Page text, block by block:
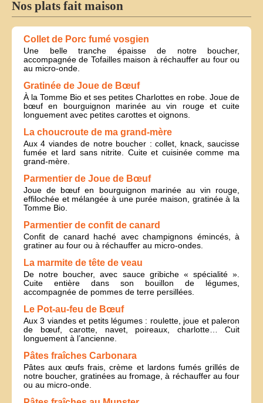
Nos plats fait maison
Collet de Porc fumé vosgien
Une belle tranche épaisse de notre boucher,
accompagnée de Tofailles maison à réchauffer au four ou
au micro-onde.
Gratinée de Joue de Bœuf
À la Tomme Bio et ses petites Charlottes en robe. Joue de
bœuf en bourguignon marinée au vin rouge et cuite
longuement avec petites carottes et oignons.
La choucroute de ma grand-mère
Aux 4 viandes de notre boucher : collet, knack, saucisse
fumée et lard sans nitrite. Cuite et cuisinée comme ma
grand-mère.
Parmentier de Joue de Bœuf
Joue de bœuf en bourguignon marinée au vin rouge,
effilochée et mélangée à une purée maison, gratinée à la
Tomme Bio.
Parmentier de confit de canard
Confit de canard haché avec champignons émincés, à
gratiner au four ou à réchauffer au micro-ondes.
La marmite de tête de veau
De notre boucher, avec sauce gribiche « spécialité ».
Cuite entière dans son bouillon de légumes,
accompagnée de pommes de terre persillées.
Le Pot-au-feu de Bœuf
Aux 3 viandes et petits légumes : roulette, joue et paleron
de bœuf, carotte, navet, poireaux, charlotte… Cuit
longuement à l’ancienne.
Pâtes fraîches Carbonara
Pâtes aux œufs frais, crème et lardons fumés grillés de
notre boucher, gratinées au fromage, à réchauffer au four
ou au micro-onde.